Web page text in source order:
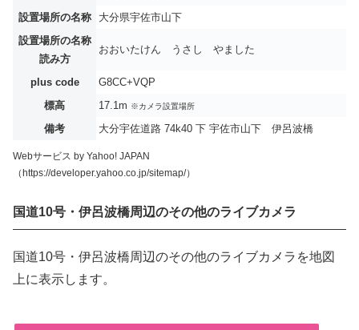
設置場所の名称
大分県宇佐市山下
設置場所の名称
読み方
おおいたけん うさし やました
plus code
G8CC+VQP
標高
17.1m ※カメラ設置場所
備考 大分宇佐道路 74k40 下 宇佐市山下 伊呂波橋
Webサービス by Yahoo! JAPAN
（https://developer.yahoo.co.jp/sitemap/）
国道10号・伊呂波橋周辺のその他のライブカメラ
国道10号・伊呂波橋周辺のその他のライブカメラを地図
上に表示します。